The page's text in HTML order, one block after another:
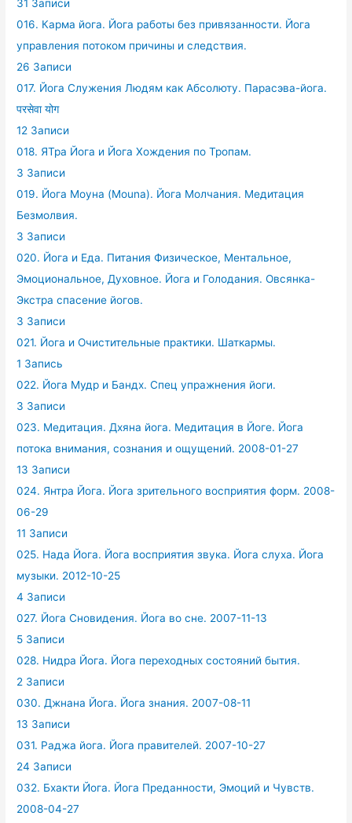
31 Записи
016. Карма йога. Йога работы без привязанности. Йога
управления потоком причины и следствия.
26 Записи
017. Йога Служения Людям как Абсолюту. Парасэва-йога.
परसेवा योग
12 Записи
018. ЯТра Йога и Йога Хождения по Тропам.
3 Записи
019. Йога Моуна (Mouna). Йога Молчания. Медитация
Безмолвия.
3 Записи
020. Йога и Еда. Питания Физическое, Ментальное,
Эмоциональное, Духовное. Йога и Голодания. Овсянка-
Экстра спасение йогов.
3 Записи
021. Йога и Очистительные практики. Шаткармы.
1 Запись
022. Йога Мудр и Бандх. Спец упражнения йоги.
3 Записи
023. Медитация. Дхяна йога. Медитация в Йоге. Йога
потока внимания, сознания и ощущений. 2008-01-27
13 Записи
024. Янтра Йога. Йога зрительного восприятия форм. 2008-
06-29
11 Записи
025. Нада Йога. Йога восприятия звука. Йога слуха. Йога
музыки. 2012-10-25
4 Записи
027. Йога Сновидения. Йога во сне. 2007-11-13
5 Записи
028. Нидра Йога. Йога переходных состояний бытия.
2 Записи
030. Джнана Йога. Йога знания. 2007-08-11
13 Записи
031. Раджа йога. Йога правителей. 2007-10-27
24 Записи
032. Бхакти Йога. Йога Преданности, Эмоций и Чувств.
2008-04-27